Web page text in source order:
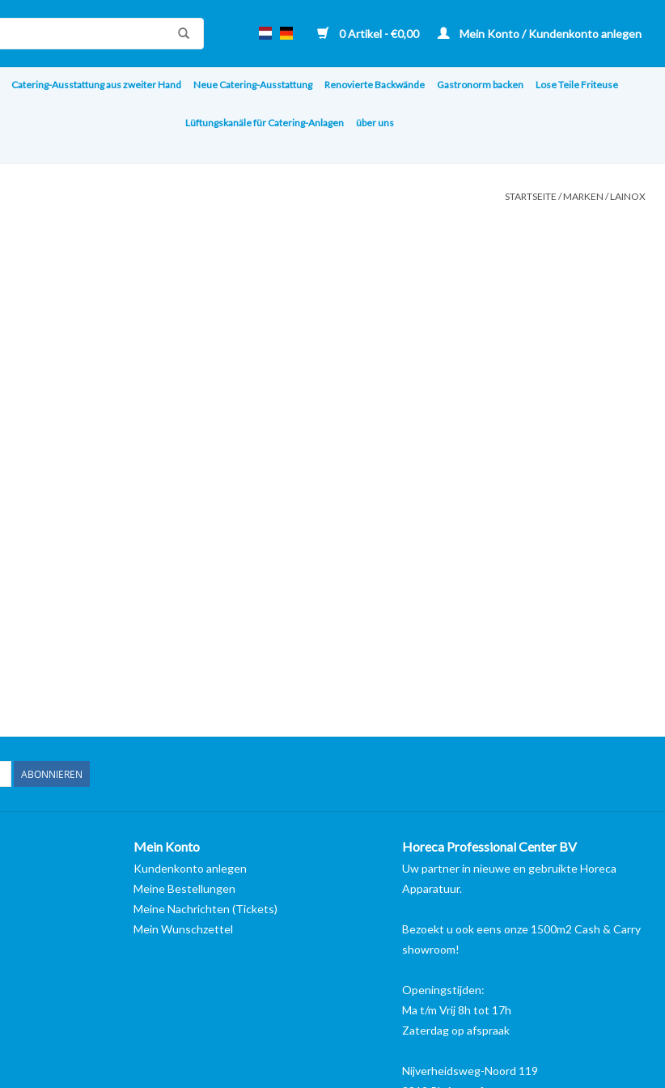
0 Artikel - €0,00 Mein Konto / Kundenkonto anlegen
Catering-Ausstattung aus zweiter Hand Neue Catering-Ausstattung Renovierte Backwände Gastronorm backen Lose Teile Friteuse
Lüftungskanäle für Catering-Anlagen über uns
STARTSEITE /MARKEN /LAINOX
ABONNIEREN
Mein Konto
Kundenkonto anlegen
Meine Bestellungen
Meine Nachrichten (Tickets)
Mein Wunschzettel
Horeca Professional Center BV
Uw partner in nieuwe en gebruikte Horeca
Apparatuur.
Bezoekt u ook eens onze 1500m2 Cash & Carry
showroom!
Openingstijden:
Ma t/m Vrij 8h tot 17h
Zaterdag op afspraak
Nijverheidsweg-Noord 119